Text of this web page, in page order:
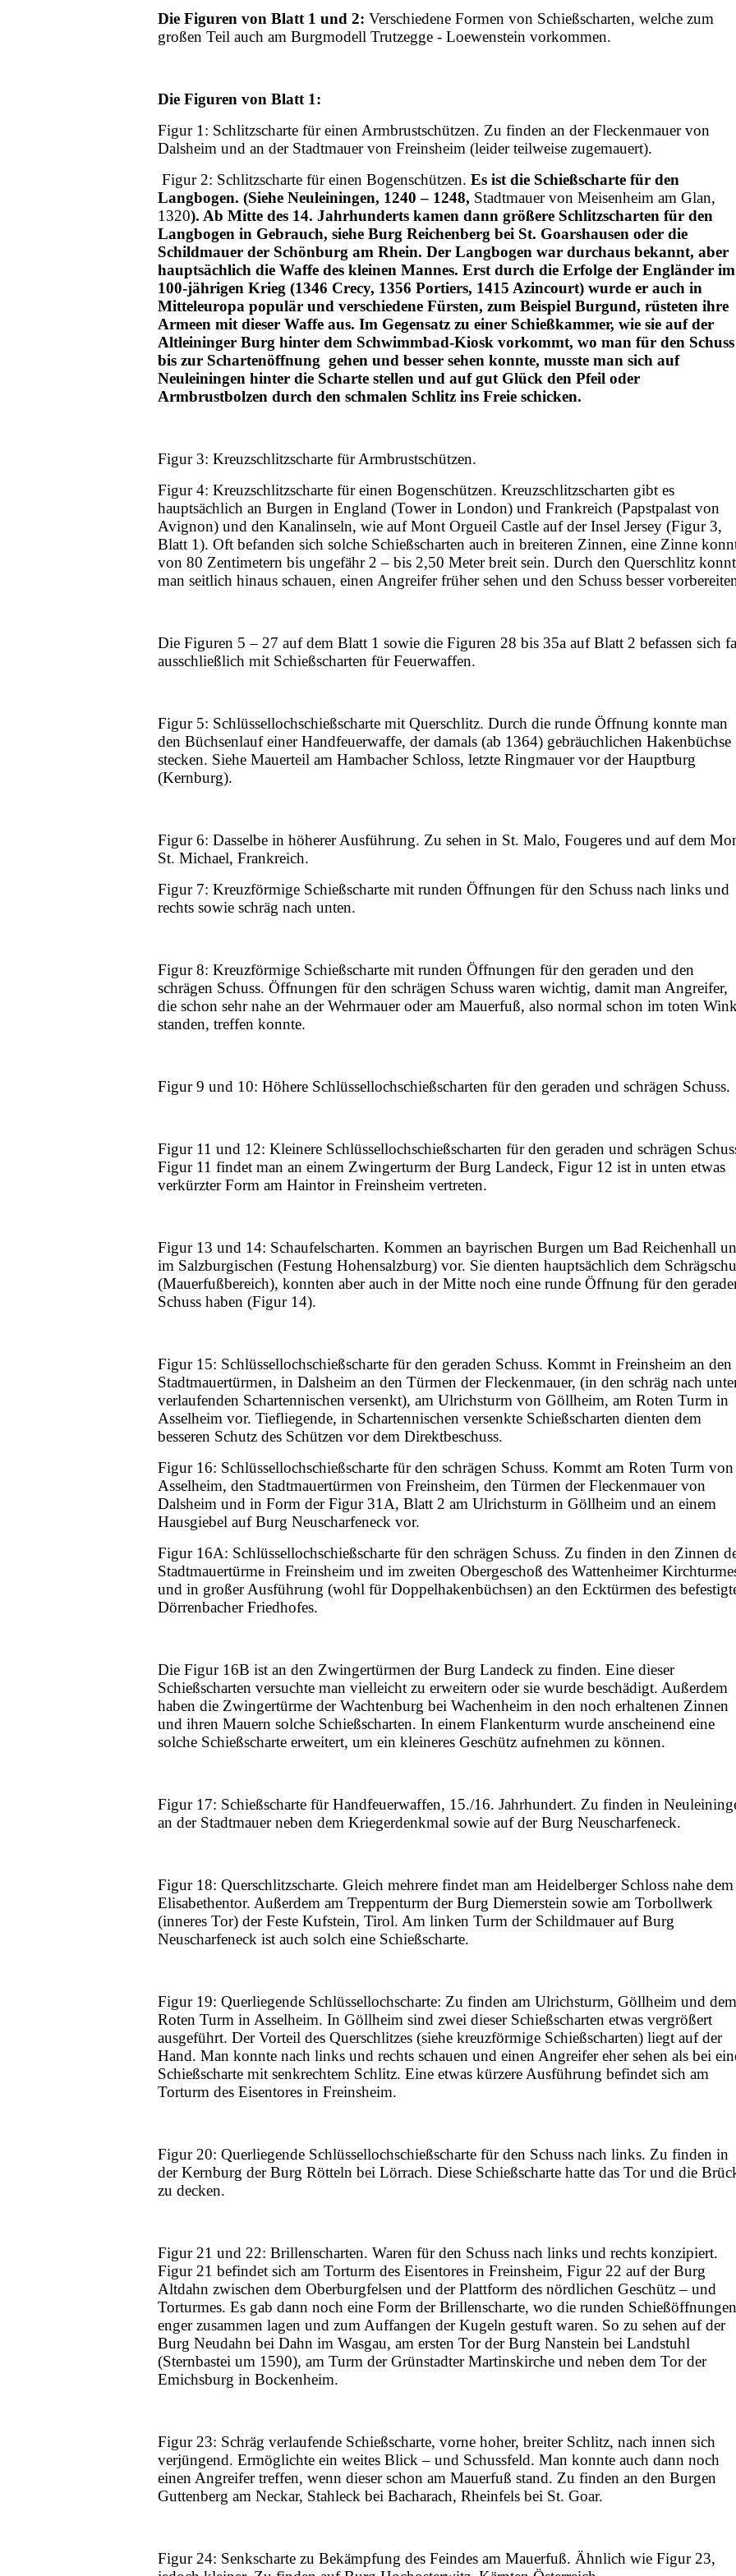
Die Figuren von Blatt 1 und 2: Verschiedene Formen von Schießscharten, welche zum
großen Teil auch am Burgmodell Trutzegge - Loewenstein vorkommen.
Die Figuren von Blatt 1:
Figur 1: Schlitzscharte für einen Armbrustschützen. Zu finden an der Fleckenmauer von
Dalsheim und an der Stadtmauer von Freinsheim (leider teilweise zugemauert).
Figur 2: Schlitzscharte für einen Bogenschützen. Es ist die Schießscharte für den
Langbogen. (Siehe Neuleiningen, 1240 – 1248, Stadtmauer von Meisenheim am Glan,
1320). Ab Mitte des 14. Jahrhunderts kamen dann größere Schlitzscharten für den
Langbogen in Gebrauch, siehe Burg Reichenberg bei St. Goarshausen oder die
Schildmauer der Schönburg am Rhein. Der Langbogen war durchaus bekannt, aber
hauptsächlich die Waffe des kleinen Mannes. Erst durch die Erfolge der Engländer im
100-jährigen Krieg (1346 Crecy, 1356 Portiers, 1415 Azincourt) wurde er auch in
Mitteleuropa populär und verschiedene Fürsten, zum Beispiel Burgund, rüsteten ihre
Armeen mit dieser Waffe aus. Im Gegensatz zu einer Schießkammer, wie sie auf der
Altleininger Burg hinter dem Schwimmbad-Kiosk vorkommt, wo man für den Schuss
bis zur Schartenöffnung gehen und besser sehen konnte, musste man sich auf
Neuleiningen hinter die Scharte stellen und auf gut Glück den Pfeil oder
Armbrustbolzen durch den schmalen Schlitz ins Freie schicken.
Figur 3: Kreuzschlitzscharte für Armbrustschützen.
Figur 4: Kreuzschlitzscharte für einen Bogenschützen. Kreuzschlitzscharten gibt es
hauptsächlich an Burgen in England (Tower in London) und Frankreich (Papstpalast von
Avignon) und den Kanalinseln, wie auf Mont Orgueil Castle auf der Insel Jersey (Figur 3,
Blatt 1). Oft befanden sich solche Schießscharten auch in breiteren Zinnen, eine Zinne
von 80 Zentimetern bis ungefähr 2 – bis 2,50 Meter breit sein. Durch den Querschlitz
man seitlich hinaus schauen, einen Angreifer früher sehen und den Schuss besser
Die Figuren 5 – 27 auf dem Blatt 1 sowie die Figuren 28 bis 35a auf Blatt 2 befassen sich
ausschließlich mit Schießscharten für Feuerwaffen.
Figur 5: Schlüssellochschießscharte mit Querschlitz. Durch die runde Öffnung konnte man
den Büchsenlauf einer Handfeuerwaffe, der damals (ab 1364) gebräuchlichen Hakenbüchse
stecken. Siehe Mauerteil am Hambacher Schloss, letzte Ringmauer vor der Hauptburg
(Kernburg).
Figur 6: Dasselbe in höherer Ausführung. Zu sehen in St. Malo, Fougeres und auf dem
St. Michael, Frankreich.
Figur 7: Kreuzförmige Schießscharte mit runden Öffnungen für den Schuss nach links und
rechts sowie schräg nach unten.
Figur 8: Kreuzförmige Schießscharte mit runden Öffnungen für den geraden und den
schrägen Schuss. Öffnungen für den schrägen Schuss waren wichtig, damit man Angreifer,
die schon sehr nahe an der Wehrmauer oder am Mauerfuß, also normal schon im toten
standen, treffen konnte.
Figur 9 und 10: Höhere Schlüssellochschießscharten für den geraden und schrägen Schuss.
Figur 11 und 12: Kleinere Schlüssellochschießscharten für den geraden und schrägen
Figur 11 findet man an einem Zwingerturm der Burg Landeck, Figur 12 ist in unten etwas
verkürzter Form am Haintor in Freinsheim vertreten.
Figur 13 und 14: Schaufelscharten. Kommen an bayrischen Burgen um Bad Reichenhall
im Salzburgischen (Festung Hohensalzburg) vor. Sie dienten hauptsächlich dem
(Mauerfußbereich), konnten aber auch in der Mitte noch eine runde Öffnung für den
Schuss haben (Figur 14).
Figur 15: Schlüssellochschießscharte für den geraden Schuss. Kommt in Freinsheim an den
Stadtmauertürmen, in Dalsheim an den Türmen der Fleckenmauer, (in den schräg nach
verlaufenden Schartennischen versenkt), am Ulrichsturm von Göllheim, am Roten Turm in
Asselheim vor. Tiefliegende, in Schartennischen versenkte Schießscharten dienten dem
besseren Schutz des Schützen vor dem Direktbeschuss.
Figur 16: Schlüssellochschießscharte für den schrägen Schuss. Kommt am Roten Turm von
Asselheim, den Stadtmauertürmen von Freinsheim, den Türmen der Fleckenmauer von
Dalsheim und in Form der Figur 31A, Blatt 2 am Ulrichsturm in Göllheim und an einem
Hausgiebel auf Burg Neuscharfeneck vor.
Figur 16A: Schlüssellochschießscharte für den schrägen Schuss. Zu finden in den Zinnen
Stadtmauertürme in Freinsheim und im zweiten Obergeschoß des Wattenheimer
und in großer Ausführung (wohl für Doppelhakenbüchsen) an den Ecktürmen des
Dörrenbacher Friedhofes.
Die Figur 16B ist an den Zwingertürmen der Burg Landeck zu finden. Eine dieser
Schießscharten versuchte man vielleicht zu erweitern oder sie wurde beschädigt. Außerdem
haben die Zwingertürme der Wachtenburg bei Wachenheim in den noch erhaltenen Zinnen
und ihren Mauern solche Schießscharten. In einem Flankenturm wurde anscheinend eine
solche Schießscharte erweitert, um ein kleineres Geschütz aufnehmen zu können.
Figur 17: Schießscharte für Handfeuerwaffen, 15./16. Jahrhundert. Zu finden in
an der Stadtmauer neben dem Kriegerdenkmal sowie auf der Burg Neuscharfeneck.
Figur 18: Querschlitzscharte. Gleich mehrere findet man am Heidelberger Schloss nahe dem
Elisabethentor. Außerdem am Treppenturm der Burg Diemerstein sowie am Torbollwerk
(inneres Tor) der Feste Kufstein, Tirol. Am linken Turm der Schildmauer auf Burg
Neuscharfeneck ist auch solch eine Schießscharte.
Figur 19: Querliegende Schlüssellochscharte: Zu finden am Ulrichsturm, Göllheim und dem
Roten Turm in Asselheim. In Göllheim sind zwei dieser Schießscharten etwas vergrößert
ausgeführt. Der Vorteil des Querschlitzes (siehe kreuzförmige Schießscharten) liegt auf der
Hand. Man konnte nach links und rechts schauen und einen Angreifer eher sehen als bei
Schießscharte mit senkrechtem Schlitz. Eine etwas kürzere Ausführung befindet sich am
Torturm des Eisentores in Freinsheim.
Figur 20: Querliegende Schlüssellochschießscharte für den Schuss nach links. Zu finden in
der Kernburg der Burg Rötteln bei Lörrach. Diese Schießscharte hatte das Tor und die
zu decken.
Figur 21 und 22: Brillenscharten. Waren für den Schuss nach links und rechts konzipiert.
Figur 21 befindet sich am Torturm des Eisentores in Freinsheim, Figur 22 auf der Burg
Altdahn zwischen dem Oberburgfelsen und der Plattform des nördlichen Geschütz – und
Torturmes. Es gab dann noch eine Form der Brillenscharte, wo die runden Schießöffnungen
enger zusammen lagen und zum Auffangen der Kugeln gestuft waren. So zu sehen auf der
Burg Neudahn bei Dahn im Wasgau, am ersten Tor der Burg Nanstein bei Landstuhl
(Sternbastei um 1590), am Turm der Grünstadter Martinskirche und neben dem Tor der
Emichsburg in Bockenheim.
Figur 23: Schräg verlaufende Schießscharte, vorne hoher, breiter Schlitz, nach innen sich
verjüngend. Ermöglichte ein weites Blick – und Schussfeld. Man konnte auch dann noch
einen Angreifer treffen, wenn dieser schon am Mauerfuß stand. Zu finden an den Burgen
Guttenberg am Neckar, Stahleck bei Bacharach, Rheinfels bei St. Goar.
Figur 24: Senkscharte zu Bekämpfung des Feindes am Mauerfuß. Ähnlich wie Figur 23,